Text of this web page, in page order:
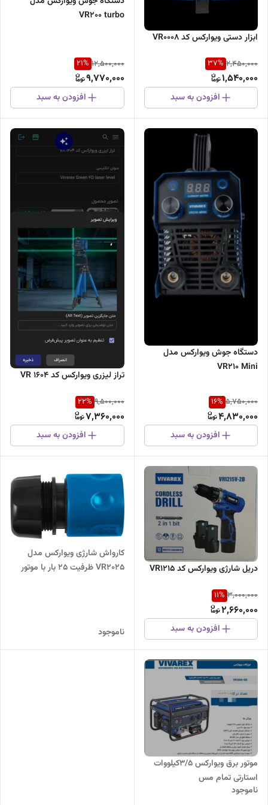
ابزار دستی ویوارکس کد VR0008
2,450,000
37%
1,540,000
افزودن به سبد
VR2۰۰ turbo
12,500,000
21%
9,770,000
افزودن به سبد
دستگاه جوش ویوارکس مدل
VR210 Mini
5,750,000
16%
4,830,000
افزودن به سبد
تراز لیزری ویوارکس کد VR 1604
9,500,000
22%
7,360,000
افزودن به سبد
دریل شارژی ویوارکس کد VR1215
3,000,000
11%
2,660,000
افزودن به سبد
کارواش شارژی ویوارکس مدل
VR2025 ظرفیت ۲۵ بار با موتور
ناموجود
موتور برق ویوارکس 3/5کیلووات
استارتی تمام مس
ناموجود